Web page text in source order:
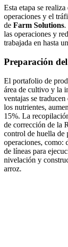
Esta etapa se
operaciones y el
de Farm Solutions.
las operaciones y
trabajada en hasta
Preparación
El portafolio de
área de cultivo y la
ventajas se
los nutrientes,
15%. La
de corrección de la
control de huella de
operaciones, como:
de líneas para
nivelación y
arroz.